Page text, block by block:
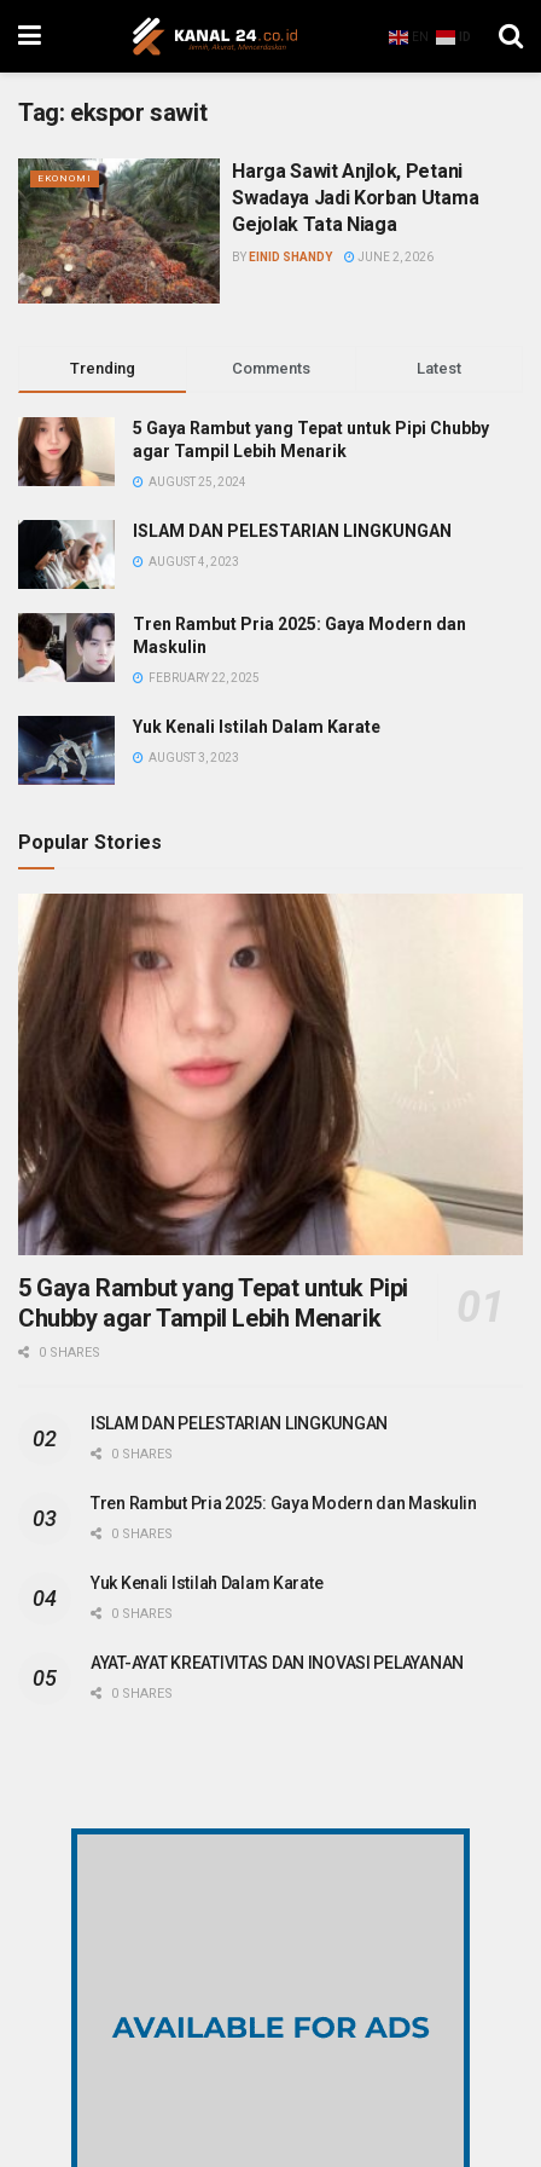
EN ID
Tag: ekspor sawit
EKONOMI
Harga Sawit Anjlok, Petani
Swadaya Jadi Korban Utama
Gejolak Tata Niaga
BY EINID SHANDY JUNE 2, 2026
Trending Comments Latest
5 Gaya Rambut yang Tepat untuk Pipi Chubby
agar Tampil Lebih Menarik
AUGUST 25, 2024
ISLAM DAN PELESTARIAN LINGKUNGAN
AUGUST 4, 2023
Tren Rambut Pria 2025: Gaya Modern dan
Maskulin
FEBRUARY 22, 2025
Yuk Kenali Istilah Dalam Karate
AUGUST 3, 2023
Popular Stories
5 Gaya Rambut yang Tepat untuk Pipi
Chubby agar Tampil Lebih Menarik
0 SHARES
ISLAM DAN PELESTARIAN LINGKUNGAN
0 SHARES
Tren Rambut Pria 2025: Gaya Modern dan Maskulin
0 SHARES
Yuk Kenali Istilah Dalam Karate
0 SHARES
AYAT-AYAT KREATIVITAS DAN INOVASI PELAYANAN
0 SHARES